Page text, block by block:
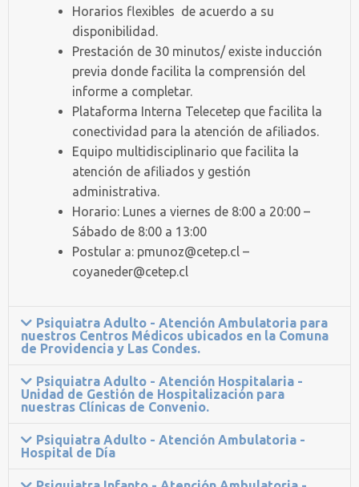
Horarios flexibles de acuerdo a su
disponibilidad.
Prestación de 30 minutos/ existe inducción
previa donde facilita la comprensión del
informe a completar.
Plataforma Interna Telecetep que facilita la
conectividad para la atención de afiliados.
Equipo multidisciplinario que facilita la
atención de afiliados y gestión
administrativa.
Horario: Lunes a viernes de 8:00 a 20:00 –
Sábado de 8:00 a 13:00
Postular a: pmunoz@cetep.cl –
coyaneder@cetep.cl
Psiquiatra Adulto - Atención Ambulatoria para
nuestros Centros Médicos ubicados en la Comuna
de Providencia y Las Condes.
Psiquiatra Adulto - Atención Hospitalaria -
Unidad de Gestión de Hospitalización para
nuestras Clínicas de Convenio.
Psiquiatra Adulto - Atención Ambulatoria -
Hospital de Día